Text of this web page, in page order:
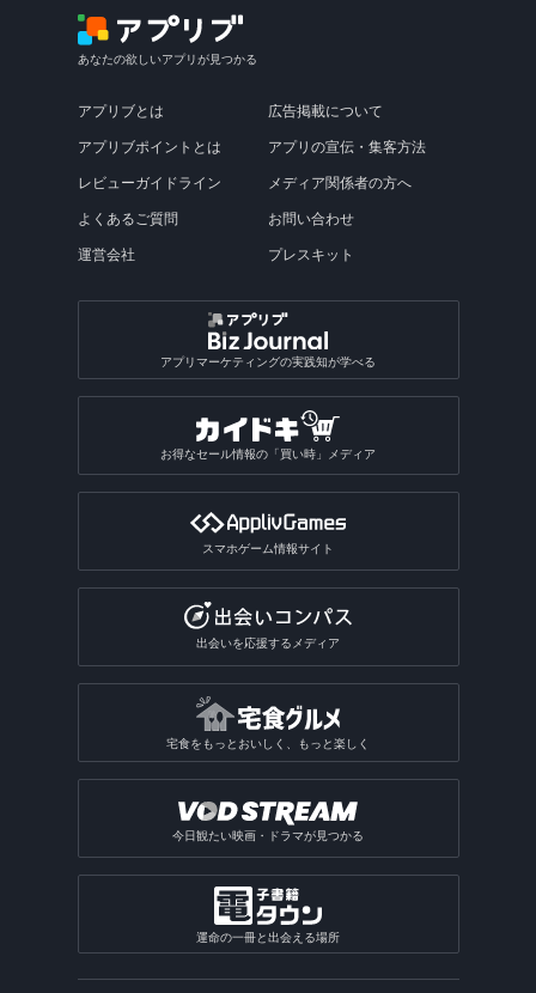
あなたの欲しいアプリが見つかる
アプリブとは
アプリブポイントとは
レビューガイドライン
よくあるご質問
運営会社
広告掲載について
アプリの宣伝・集客方法
メディア関係者の方へ
お問い合わせ
プレスキット
アプリマーケティングの実践知が学べる
お得なセール情報の「買い時」メディア
スマホゲーム情報サイト
出会いを応援するメディア
宅食をもっとおいしく、もっと楽しく
今日観たい映画・ドラマが見つかる
運命の一冊と出会える場所